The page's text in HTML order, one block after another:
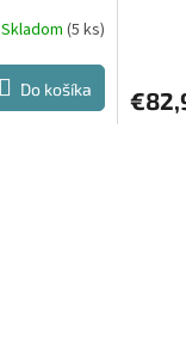
Skladom (5 ks)
Do košíka